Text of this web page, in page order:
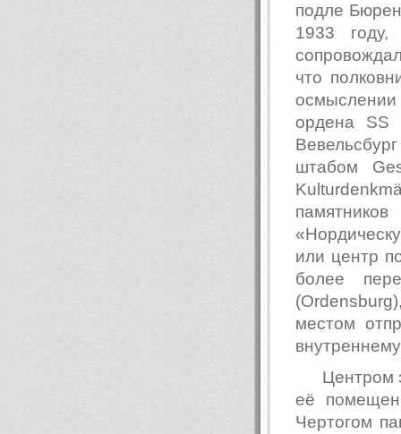
подле
1933 году,
что
осмыслении
ордена SS
штабом
или центр
более
местом
Центром
её
Чертогом